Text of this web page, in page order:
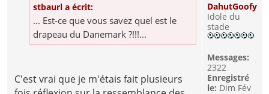
stbaurl a écrit:
... Est-ce que vous savez quel est le
drapeau du Danemark ?!!!...
C'est vrai que je m'étais fait plusieurs
DahutGoofy
Idole du
stade
Messages:
2322
Enregistré
le: Dim Fév